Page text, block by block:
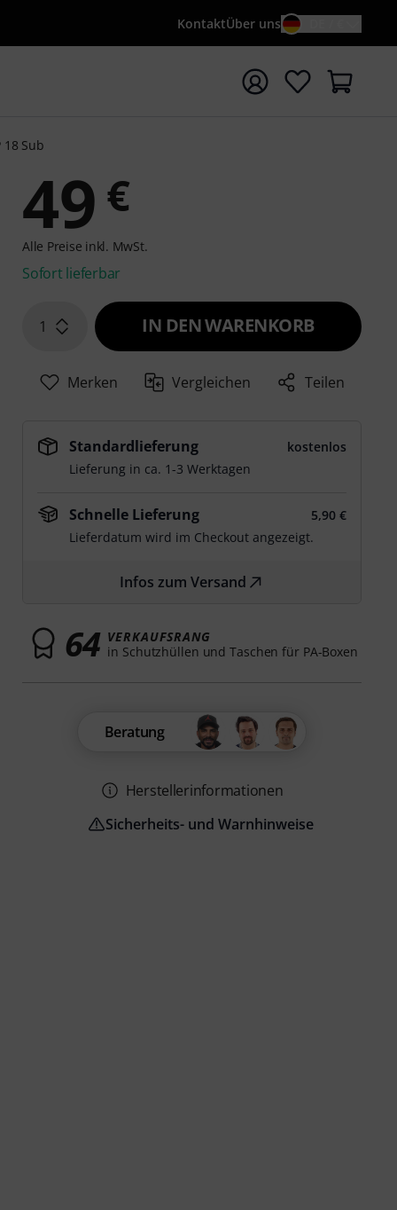
KontaktÜber uns
mit Suchwort {searchTerm} starten
18 Sub
49 €
Alle Preise inkl. MwSt.
Sofort lieferbar
1 IN DEN WARENKORB
Merken Vergleichen Teilen
Standardlieferung
kostenlos
Lieferung in ca. 1-3 Werktagen
Schnelle Lieferung
5,90 €
Lieferdatum wird im Checkout angezeigt.
Infos zum Versand
64 VERKAUFSRANG
in Schutzhüllen und Taschen für PA-Boxen
Beratung
Herstellerinformationen
Sicherheits- und Warnhinweise